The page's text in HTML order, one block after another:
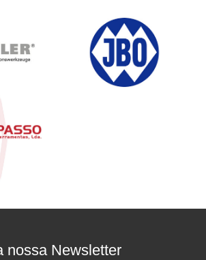
nossa Newsletter